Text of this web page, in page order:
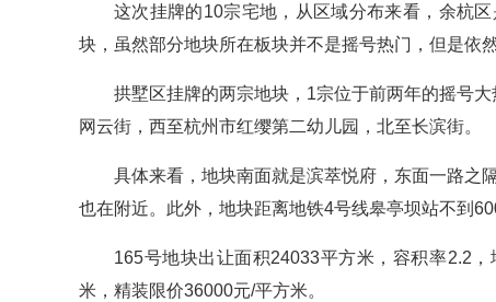
这次挂牌的10宗宅地，从区域分布来看，余杭
块，虽然部分地块所在板块并不是摇号热门，但是依
拱墅区挂牌的两宗地块，1宗位于前两年的摇号
网云街，西至杭州市红缨第二幼儿园，北至长滨街。
具体来看，地块南面就是滨萃悦府，东面一路之
也在附近。此外，地块距离地铁4号线皋亭坝站不到
165号地块出让面积24033平方米，容积率2.2
米，精装限价36000元/平方米。